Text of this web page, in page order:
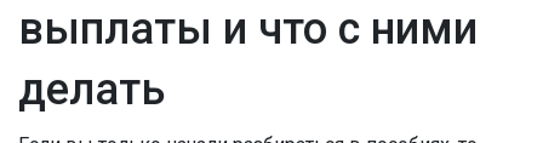
выплаты и что с ними
делать